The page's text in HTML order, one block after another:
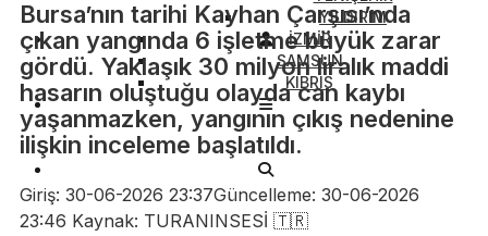
YILDIRIM
İZMİR
SAMSUN
KIBRIS
Bursa’nın tarihi Kayhan Çarşısı’nda
çıkan yangında 6 işletme büyük zarar
gördü. Yaklaşık 30 milyon liralık maddi
hasarın oluştuğu olayda can kaybı
yaşanmazken, yangının çıkış nedenine
ilişkin inceleme başlatıldı.
Giriş: 30-06-2026 23:37Güncelleme: 30-06-2026
23:46 Kaynak: TURANINSESİ 🇹🇷